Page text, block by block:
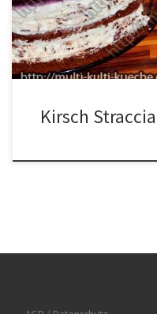
Belag1 Glas Kirschen
nach und nach […]
Kirsch